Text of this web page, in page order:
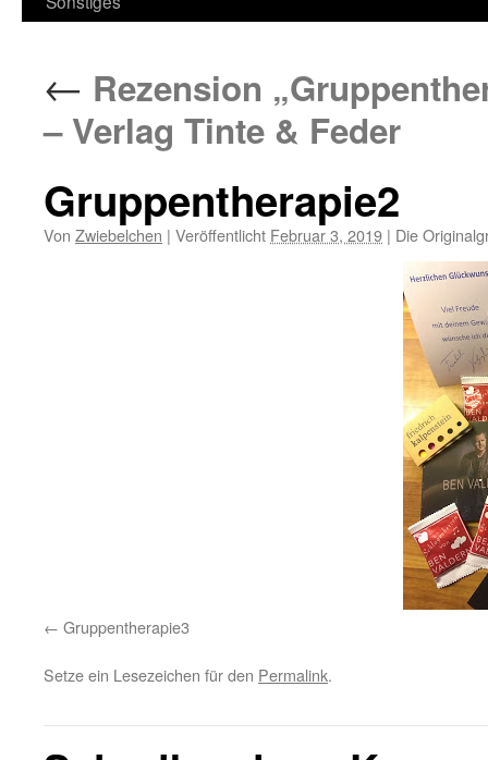
← Rezension
– Verlag Tinte & Feder
Gruppentherapie2
Von Zwiebelchen | Veröffentlicht Februar 3, 2019 | Die
Gruppentherapie3
Setze ein Lesezeichen für den Permalink.